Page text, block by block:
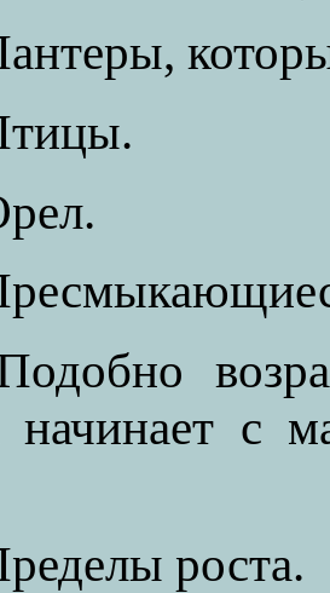
начинает с
роста.